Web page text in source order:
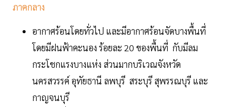
ภาคกลาง
อากาศร้อนโดยทั่วไป และมีอากาศร้อนจัดบางพื้นที่
โดยมีฝนฟ้าคะนอง ร้อยละ 20 ของพื้นที่ กับมีลม
กระโชกแรงบางแห่ง ส่วนมากบริเวณจังหวัด
นครสวรรค์ อุทัยธานี ลพบุรี สระบุรี สุพรรณบุรี และ
กาญจนบุรี